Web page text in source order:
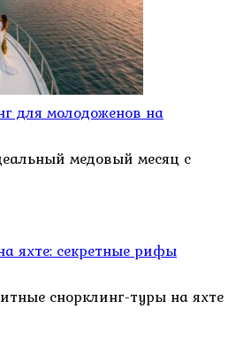
для молодоженов на
медовый месяц с
яхте: секретные рифы
снорклинг-туры на яхте